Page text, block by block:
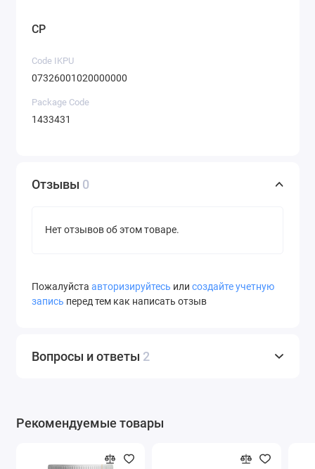
CP
Code IKPU
07326001020000000
Package Code
1433431
Отзывы 0
Нет отзывов об этом товаре.
Пожалуйста авторизируйтесь или создайте учетную
запись перед тем как написать отзыв
Вопросы и ответы 2
Рекомендуемые товары